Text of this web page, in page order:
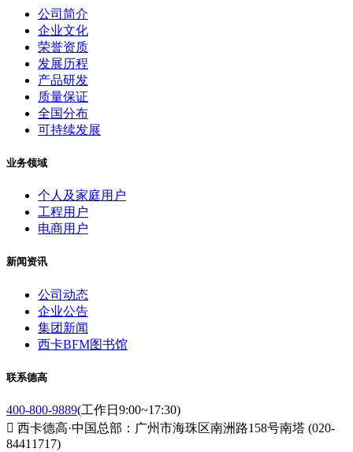
公司简介
企业文化
荣誉资质
发展历程
产品研发
质量保证
全国分布
可持续发展
业务领域
个人及家庭用户
工程用户
电商用户
新闻资讯
公司动态
企业公告
集团新闻
西卡BFM图书馆
联系德高
400-800-9889(工作日9:00~17:30)
 西卡德高·中国总部：广州市海珠区南洲路158号南塔 (020-
84411717)